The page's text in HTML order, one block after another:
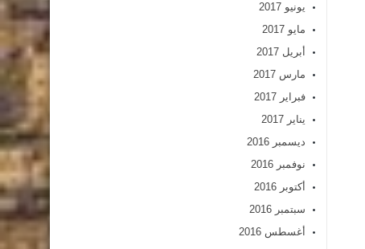
يونيو 2017
مايو 2017
أبريل 2017
مارس 2017
فبراير 2017
يناير 2017
ديسمبر 2016
نوفمبر 2016
أكتوبر 2016
سبتمبر 2016
أغسطس 2016